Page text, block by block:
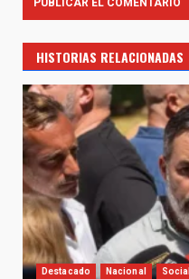
HISTORIAS RELACIONADAS
Destacado Nacional Social